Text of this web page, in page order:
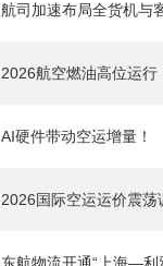
航司加速布局全货机与
2026航空燃油高位运
AI硬件带动空运增量！
2026国际空运运价震荡